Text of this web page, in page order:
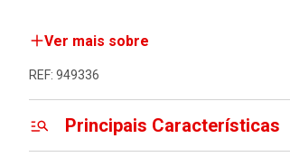
Ver mais sobre
REF: 949336
Principais Características